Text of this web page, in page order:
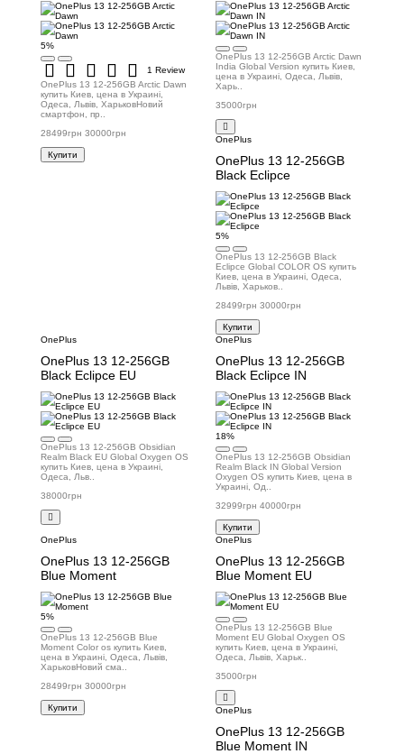
5%
1 Review
OnePlus 13 12-256GB Arctic Dawn
купить Киев, цена в Украині,
Одеса, Львів, ХарьковНовий
смартфон, пр..
28499грн 30000грн
Купити
OnePlus 13 12-256GB Arctic Dawn
India Global Version купить Киев,
цена в Украині, Одеса, Львів,
Харь..
35000грн
OnePlus
OnePlus 13 12-256GB
Black Eclipce
5%
OnePlus 13 12-256GB Black
Eclipce Global COLOR OS купить
Киев, цена в Украині, Одеса,
Львів, Харьков..
28499грн 30000грн
Купити
OnePlus
OnePlus 13 12-256GB
Black Eclipce EU
OnePlus 13 12-256GB Obsidian
Realm Black EU Global Oxygen OS
купить Киев, цена в Украині,
Одеса, Льв..
38000грн
OnePlus
OnePlus 13 12-256GB
Black Eclipce IN
18%
OnePlus 13 12-256GB Obsidian
Realm Black IN Global Version
Oxygen OS купить Киев, цена в
Украині, Од..
32999грн 40000грн
Купити
OnePlus
OnePlus 13 12-256GB
Blue Moment
5%
OnePlus 13 12-256GB Blue
Moment Color os купить Киев,
цена в Украині, Одеса, Львів,
ХарьковНовий сма..
28499грн 30000грн
Купити
OnePlus
OnePlus 13 12-256GB
Blue Moment EU
OnePlus 13 12-256GB Blue
Moment EU Global Oxygen OS
купить Киев, цена в Украині,
Одеса, Львів, Харьк..
35000грн
OnePlus
OnePlus 13 12-256GB
Blue Moment IN